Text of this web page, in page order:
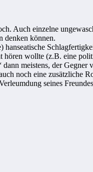
Auch einzelne
denken können.
wollte (z.B. eine
meistens, der Gegner
noch eine zusätzliche
seines